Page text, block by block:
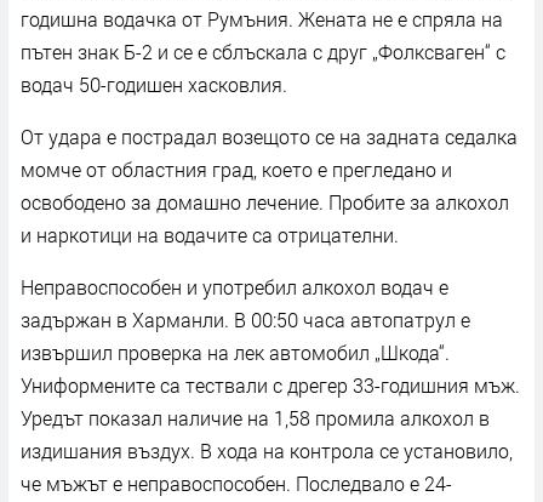
годишна водачка от Румъния. Жената не е спряла на
пътен знак Б-2 и се е сблъскала с друг „Фолксваген“ с
водач 50-годишен хасковлия.
От удара е пострадал возещото се на задната седалка
момче от областния град, което е прегледано и
освободено за домашно лечение. Пробите за алкохол
и наркотици на водачите са отрицателни.
Неправоспособен и употребил алкохол водач е
задържан в Харманли. В 00:50 часа автопатрул е
извършил проверка на лек автомобил „Шкода“.
Униформените са тествали с дрегер 33-годишния мъж.
Уредът показал наличие на 1,58 промила алкохол в
издишания въздух. В хода на контрола се установило,
че мъжът е неправоспособен. Последвало е 24-